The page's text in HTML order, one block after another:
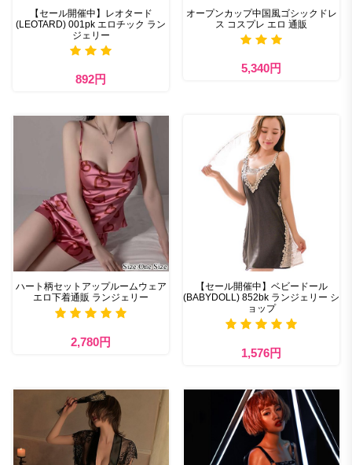
【セール開催中】レオタード
(LEOTARD) 001pk エロチック ラン
ジェリー
892円
オープンカップ中国風ゴシックドレ
ス コスプレ エロ 通販
5,340円
ハート柄セットアップルームウェア
エロ下着通販 ランジェリー
2,780円
【セール開催中】ベビードール
(BABYDOLL) 852bk ランジェリー シ
ョップ
1,576円